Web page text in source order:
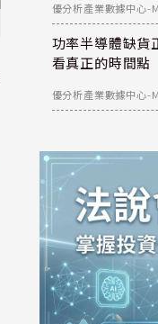
優分析產業數據中心-
功率半導體缺貨
看真正的時間點
優分析產業數據中心-